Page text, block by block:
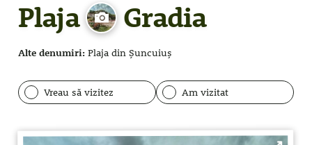
Plaja Gradia
Alte denumiri: Plaja din Șuncuiuș
Vreau să vizitez Am vizitat